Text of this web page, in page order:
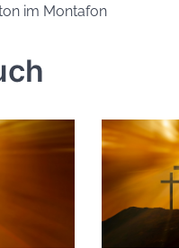
im Montafon